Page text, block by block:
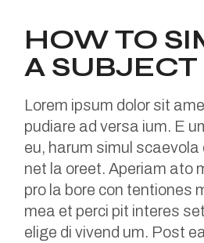
HOW TO
A SUBJECT
Lorem ipsum dolor sit
pudiare ad versa ium. E
eu, harum simul scaevola
net la oreet. Aperiam ato
pro la bore con tentiones
mea et perci pit interes
elige di vivend um. Post